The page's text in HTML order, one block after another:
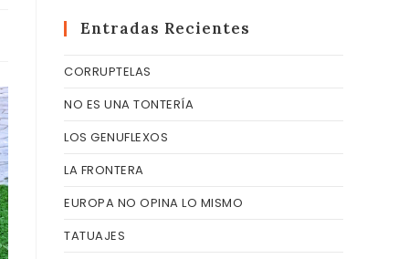
Entradas Recientes
CORRUPTELAS
NO ES UNA TONTERÍA
LOS GENUFLEXOS
LA FRONTERA
EUROPA NO OPINA LO MISMO
TATUAJES